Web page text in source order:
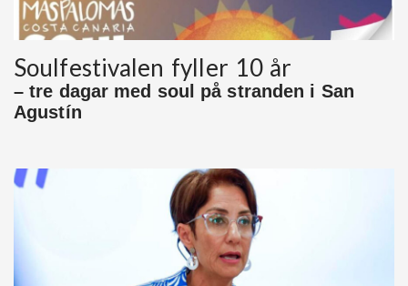
Soulfestivalen fyller 10 år
– tre dagar med soul på stranden i San
Agustín